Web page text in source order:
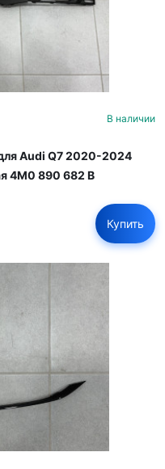
В наличии
Audi Q7 2020-2024
4M0 890 682 B
Купить